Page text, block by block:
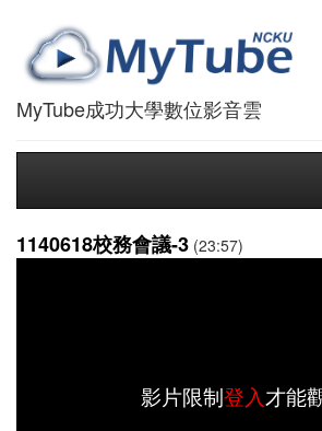
MyTube成功大學數位影音雲
1140618校務會議-3 (23:57)
影片限制登入才能